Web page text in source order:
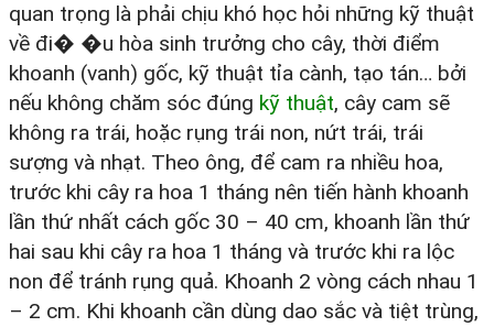
quan trọng là phải chịu khó học hỏi những kỹ thuật
về đi� �u hòa sinh trưởng cho cây, thời điểm
khoanh (vanh) gốc, kỹ thuật tỉa cành, tạo tán… bởi
nếu không chăm sóc đúng kỹ thuật, cây cam sẽ
không ra trái, hoặc rụng trái non, nứt trái, trái
sượng và nhạt. Theo ông, để cam ra nhiều hoa,
trước khi cây ra hoa 1 tháng nên tiến hành khoanh
lần thứ nhất cách gốc 30 – 40 cm, khoanh lần thứ
hai sau khi cây ra hoa 1 tháng và trước khi ra lộc
non để tránh rụng quả. Khoanh 2 vòng cách nhau 1
– 2 cm. Khi khoanh cần dùng dao sắc và tiệt trùng,